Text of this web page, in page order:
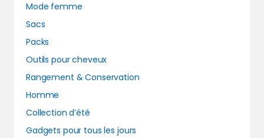
Mode femme
Sacs
Packs
Outils pour cheveux
Rangement & Conservation
Homme
Collection d’été
Gadgets pour tous les jours